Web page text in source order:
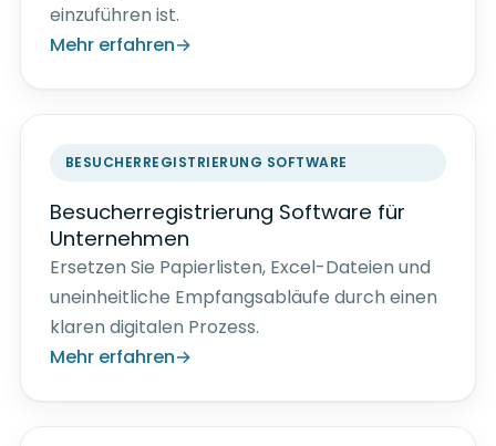
einzuführen ist.
Mehr erfahren
BESUCHERREGISTRIERUNG SOFTWARE
Besucherregistrierung Software für
Unternehmen
Ersetzen Sie Papierlisten, Excel-Dateien und
uneinheitliche Empfangsabläufe durch einen
klaren digitalen Prozess.
Mehr erfahren